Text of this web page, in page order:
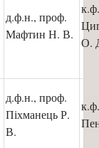
д.ф.н., проф.
Мафтин Н. В.
О.
д.ф.н., проф.
Піхманець Р.
В.